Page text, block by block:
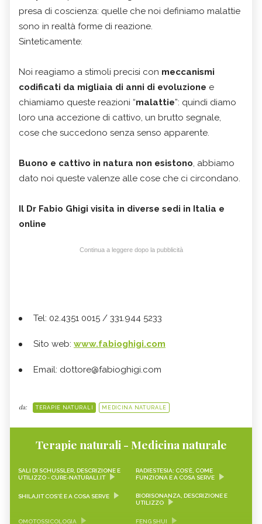
presa di coscienza: quelle che noi definiamo malattie
sono in realtà forme di reazione.
Sinteticamente:
Noi reagiamo a stimoli precisi con meccanismi
codificati da migliaia di anni di evoluzione e
chiamiamo queste reazioni “malattie”: quindi diamo
loro una accezione di cattivo, un brutto segnale,
cose che succedono senza senso apparente.
Buono e cattivo in natura non esistono, abbiamo
dato noi queste valenze alle cose che ci circondano.
Il Dr Fabio Ghigi visita in diverse sedi in Italia e
online
Continua a leggere dopo la pubblicità
Tel: 02.4351 0015 / 331.944 5233
Sito web: www.fabioghigi.com
Email: dottore@fabioghigi.com
da: TERAPIE NATURALI MEDICINA NATURALE
Terapie naturali - Medicina naturale
SALI DI SCHUSSLER, DESCRIZIONE E
UTILIZZO - CURE-NATURALI.IT
RADIESTESIA: COS’È, COME
FUNZIONA E A COSA SERVE
SHILAJIT COS'È E A COSA SERVE
BIORISONANZA, DESCRIZIONE E
UTILIZZO
OMOTOSSICOLOGIA FENG SHUI